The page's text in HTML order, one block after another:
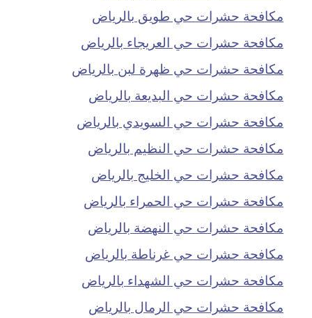
مكافحة حشرات حي طويق بالرياض
مكافحة حشرات حي العريجاء بالرياض
مكافحة حشرات حي ظهرة لبن بالرياض
مكافحة حشرات حي البديعة بالرياض
مكافحة حشرات حي السويدي بالرياض
مكافحة حشرات حي النظيم بالرياض
مكافحة حشرات حي الخليج بالرياض
مكافحة حشرات حي الحمراء بالرياض
مكافحة حشرات حي النهضة بالرياض
مكافحة حشرات حي غرناطة بالرياض
مكافحة حشرات حي الشهداء بالرياض
مكافحة حشرات حي الرمال بالرياض